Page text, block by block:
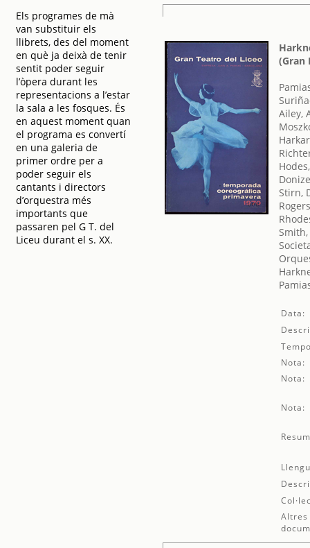
Els programes de mà
van substituir els
llibrets, des del moment
en què ja deixà de tenir
sentit poder seguir
l’òpera durant les
representacions a l’estar
la sala a les fosques. És
en aquest moment quan
el programa es convertí
en una galeria de
primer ordre per a
poder seguir els
cantants i directors
d’orquestra més
importants que
passaren pel G T. del
Liceu durant el s. XX.
(Gran
Ailey,
Stirn,
Smith,
Data:
Nota:
Nota:
Nota:
Altres